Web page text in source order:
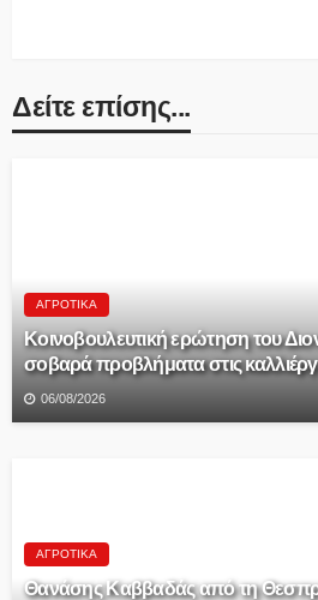
Δείτε επίσης...
ΑΓΡΟΤΙΚΆ
Κοινοβουλευτική ερώτηση του
σοβαρά προβλήματα στις
06/08/2026
ΑΓΡΟΤΙΚΆ
Θανάσης Καββαδάς από τη